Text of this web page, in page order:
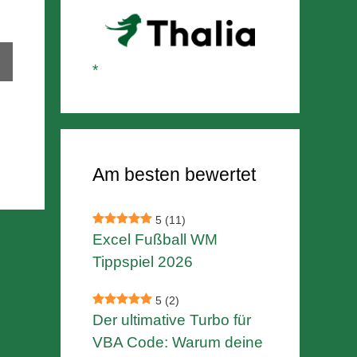
Am besten bewertet
5 (11)
Excel Fußball WM
Tippspiel 2026
5 (2)
Der ultimative Turbo für
VBA Code: Warum deine